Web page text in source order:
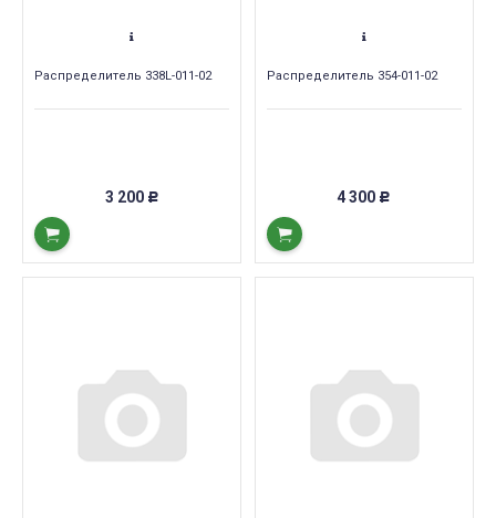
Распределитель 338L-011-02
3 200 Р
Распределитель 354-011-02
4 300 Р